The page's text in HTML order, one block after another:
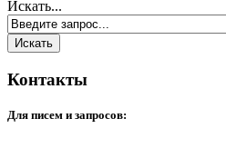
Искать...
Контакты
Для писем и запросов: